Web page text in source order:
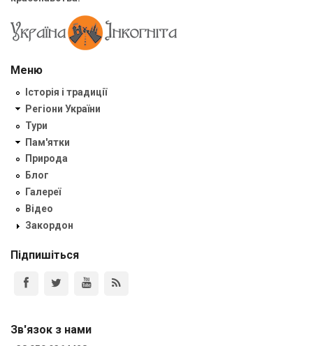
Меню
Історія і традиції
Регіони України
Тури
Пам'ятки
Природа
Блог
Галереї
Відео
Закордон
Підпишіться
Зв'язок з нами